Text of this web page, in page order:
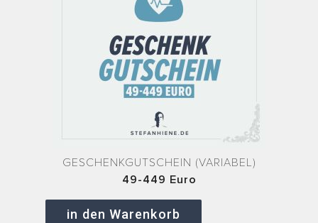
GESCHENKGUTSCHEIN (VARIABEL)
49-449 Euro
in den Warenkorb